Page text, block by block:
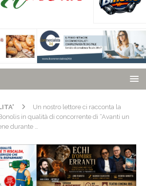
Un nostro lettore ci racconta la
in qualità di concorrente di “Avanti un
durante …